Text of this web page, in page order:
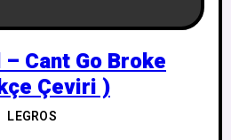
Cant Go Broke
Çeviri )
LEGROS